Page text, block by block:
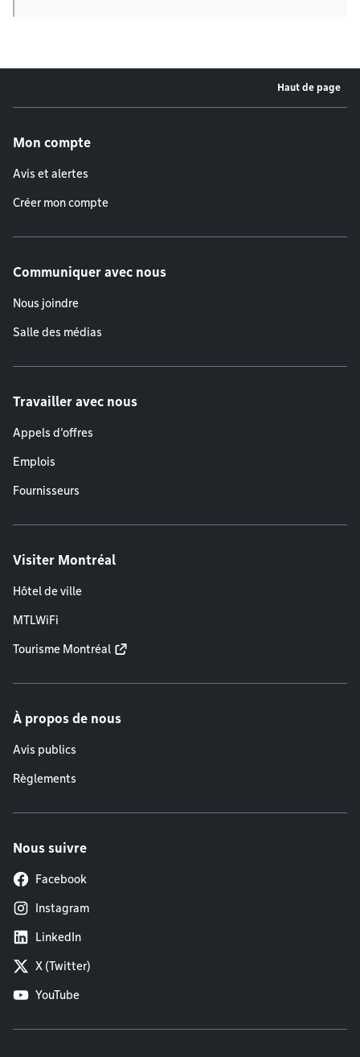
Haut de page
Mon compte
Avis et alertes
Créer mon compte
Communiquer avec nous
Nous joindre
Salle des médias
Travailler avec nous
Appels d'offres
Emplois
Fournisseurs
Visiter Montréal
Hôtel de ville
MTLWiFi
Tourisme Montréal
À propos de nous
Avis publics
Règlements
Nous suivre
Facebook
Instagram
LinkedIn
X (Twitter)
YouTube